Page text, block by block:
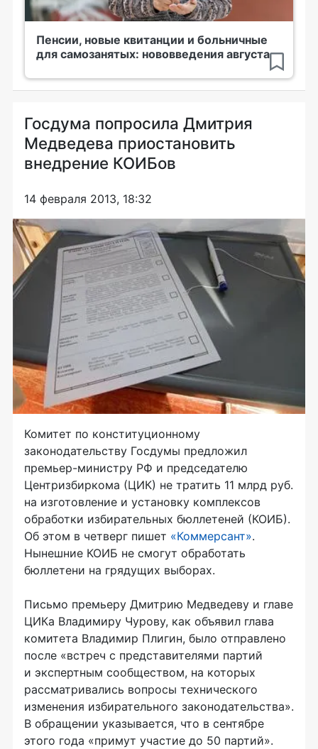
Пенсии, новые квитанции и больничные
для самозанятых: нововведения августа
Госдума попросила Дмитрия
Медведева приостановить
внедрение КОИБов
14 февраля 2013, 18:32
Комитет по конституционному
законодательству Госдумы предложил
премьер-министру РФ и председателю
Центризбиркома (ЦИК) не тратить 11 млрд руб.
на изготовление и установку комплексов
обработки избирательных бюллетеней (КОИБ).
Об этом в четверг пишет «Коммерсант».
Нынешние КОИБ не смогут обработать
бюллетени на грядущих выборах.
Письмо премьеру Дмитрию Медведеву и главе
ЦИКа Владимиру Чурову, как объявил глава
комитета Владимир Плигин, было отправлено
после «встреч с представителями партий
и экспертным сообществом, на которых
рассматривались вопросы технического
изменения избирательного законодательства».
В обращении указывается, что в сентябре
этого года «примут участие до 50 партий».